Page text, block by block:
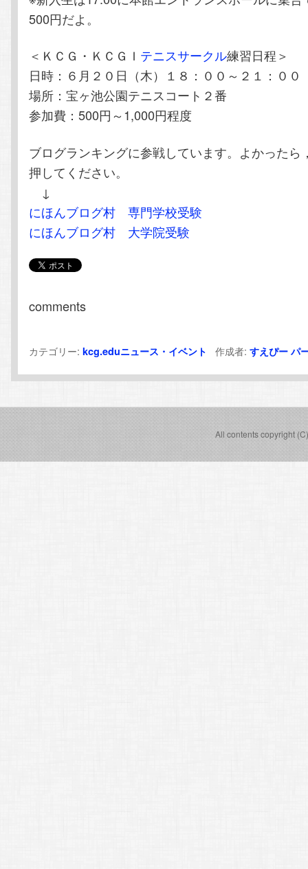
500円だよ。
＜ＫＣＧ・ＫＣＧＩ テニスサークル練習日程＞
日時：６月２０日（木）１８：００～２１：００
場所：宝ヶ池公園テニスコート２番
参加費：500円～1,000円程度
ブログランキングに参戦しています。よかったら
押してください。
↓
にほんブログ村 専門学校受験
にほんブログ村 大学院受験
comments
カテゴリー:kcg.eduニュース・イベント 作成者:すえぴー パ
All contents copyright